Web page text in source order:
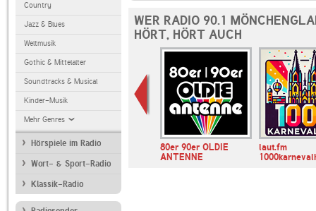
Country
Jazz & Blues
Weltmusik
Gothic & Mittelalter
Soundtracks & Musical
Kinder-Musik
Mehr Genres
Hörspiele im Radio
Wort- & Sport-Radio
Klassik-Radio
WER RADIO 90.1
HÖRT, HÖRT AUCH
Klassik Radio
80er 90er OLDIE
ANTENNE
laut.fm